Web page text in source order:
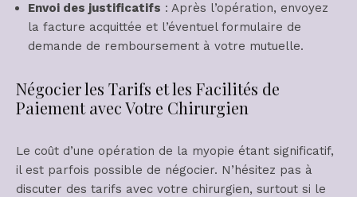
Envoi des justificatifs : Après l’opération, envoyez
la facture acquittée et l’éventuel formulaire de
demande de remboursement à votre mutuelle.
Négocier les Tarifs et les Facilités de
Paiement avec Votre Chirurgien
Le coût d’une opération de la myopie étant significatif,
il est parfois possible de négocier. N’hésitez pas à
discuter des tarifs avec votre chirurgien, surtout si le